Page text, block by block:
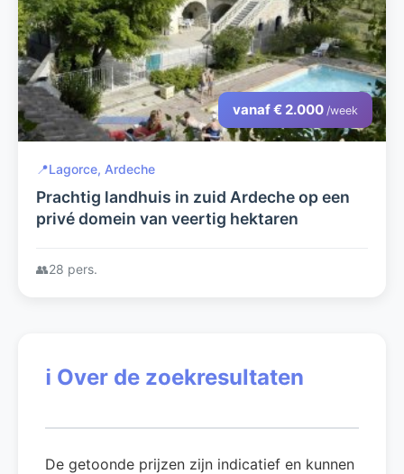
vanaf € 2.000 /week
📍Lagorce, Ardeche
Prachtig landhuis in zuid Ardeche op een
privé domein van veertig hektaren
👥28 pers.
ℹ️ Over de zoekresultaten
De getoonde prijzen zijn indicatief en kunnen